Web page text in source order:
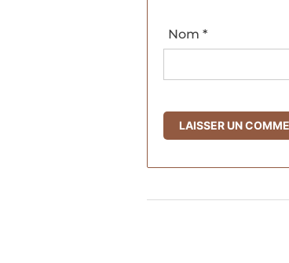
Nom *